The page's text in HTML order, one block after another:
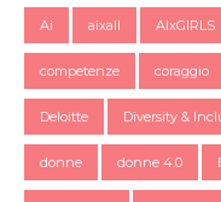
Ai aixall AIxGIRLS
competenze coraggio
Deloitte Diversity &
donne donne 4.0